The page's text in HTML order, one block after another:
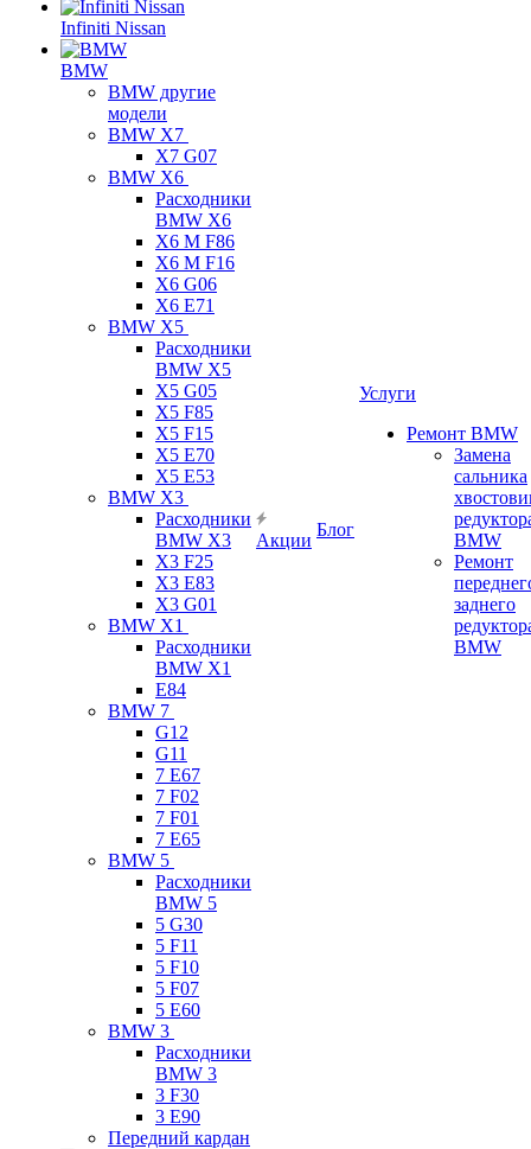
Infiniti Nissan
BMW
BMW другие
модели
BMW X7
X7 G07
BMW X6
Расходники
BMW X6
X6 M F86
X6 M F16
X6 G06
X6 E71
BMW X5
Расходники
BMW X5
X5 G05
X5 F85
X5 F15
X5 E70
X5 E53
BMW X3
Расходники
BMW X3
X3 F25
X3 E83
X3 G01
BMW X1
Расходники
BMW X1
E84
BMW 7
G12
G11
7 Е67
7 F02
7 F01
7 E65
BMW 5
Расходники
BMW 5
5 G30
5 F11
5 F10
5 F07
5 E60
BMW 3
Расходники
BMW 3
3 F30
3 E90
Передний кардан
Акции
Блог
Услуги
Ремонт BMW
Замена
сальника
BMW
Ремонт
заднего
BMW